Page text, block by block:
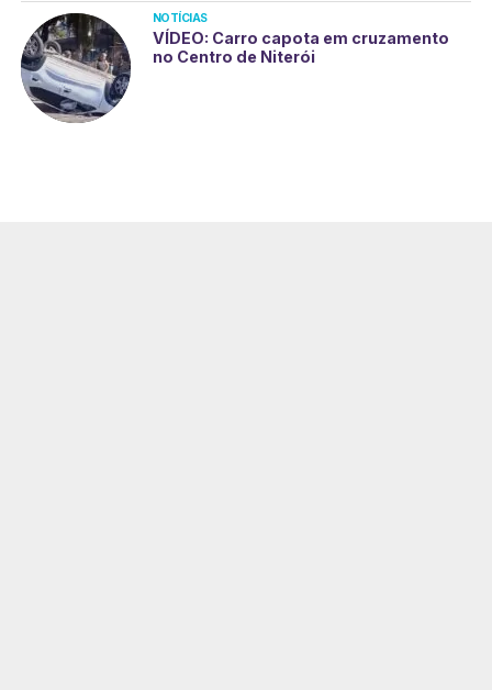
NOTÍCIAS
VÍDEO: Carro capota em cruzamento
no Centro de Niterói